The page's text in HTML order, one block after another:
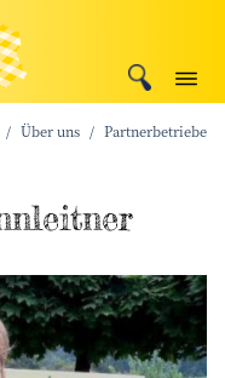
Über uns Partnerbetriebe